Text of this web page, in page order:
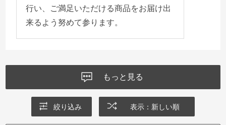
行い、ご満足いただける商品をお届け出
来るよう努めて参ります。
もっと見る
絞り込み 表示：新しい順